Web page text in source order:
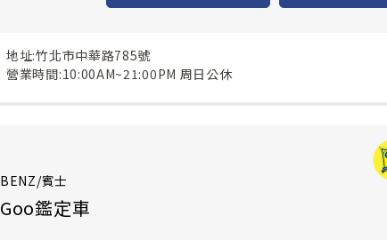
地址:竹北市中華路785號
營業時間:10:00AM~21:00PM 周日公休
BENZ/賓士
Goo鑑定車